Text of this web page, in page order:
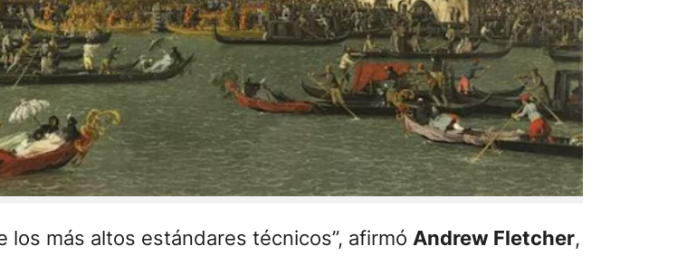
los más altos estándares técnicos”, afirmó Andrew Fletcher,